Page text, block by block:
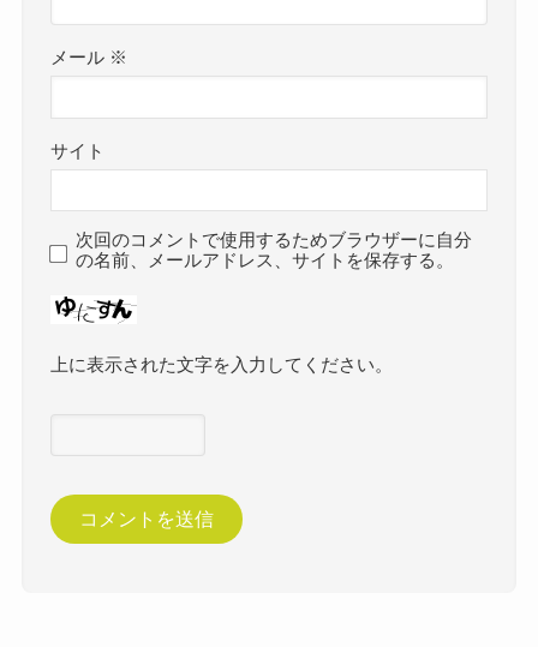
メール ※
サイト
次回のコメントで使用するためブラウザーに自分
の名前、メールアドレス、サイトを保存する。
上に表示された文字を入力してください。